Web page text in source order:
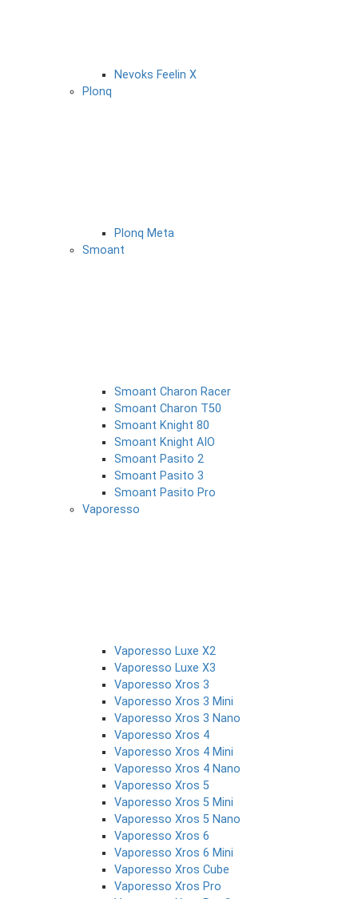
Nevoks Feelin X
Plonq
Plonq Meta
Smoant
Smoant Charon Racer
Smoant Charon T50
Smoant Knight 80
Smoant Knight AIO
Smoant Pasito 2
Smoant Pasito 3
Smoant Pasito Pro
Vaporesso
Vaporesso Luxe X2
Vaporesso Luxe X3
Vaporesso Xros 3
Vaporesso Xros 3 Mini
Vaporesso Xros 3 Nano
Vaporesso Xros 4
Vaporesso Xros 4 Mini
Vaporesso Xros 4 Nano
Vaporesso Xros 5
Vaporesso Xros 5 Mini
Vaporesso Xros 5 Nano
Vaporesso Xros 6
Vaporesso Xros 6 Mini
Vaporesso Xros Cube
Vaporesso Xros Pro